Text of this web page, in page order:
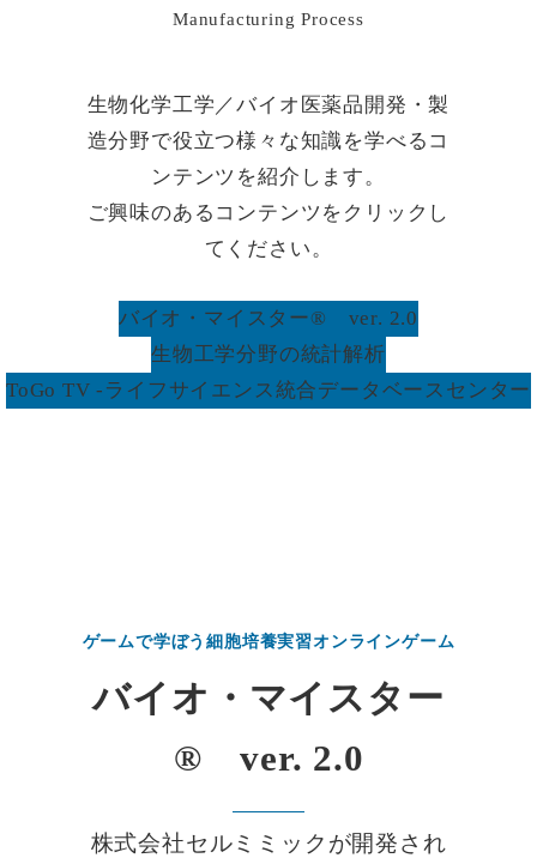
Manufacturing Process
生物化学工学／バイオ医薬品開発・製
造分野で役立つ様々な知識を学べるコ
ンテンツを紹介します。
ご興味のあるコンテンツをクリックし
てください。
バイオ・マイスター® ver. 2.0
生物工学分野の統計解析
ToGo TV -ライフサイエンス統合データベースセンター
ゲームで学ぼう細胞培養実習オンラインゲーム
バイオ・マイスター
® ver. 2.0
株式会社セルミミックが開発され